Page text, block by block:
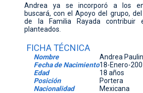
Andrea ya se incorporó a los
buscará, con el Apoyo del grupo,
de la Familia Rayada contribuir
planteados.
FICHA TÉCNICA
Nombre
Andrea
Fecha de Nacimiento18-Enero-
Edad
18 años
Posición
Portera
Nacionalidad
Mexicana